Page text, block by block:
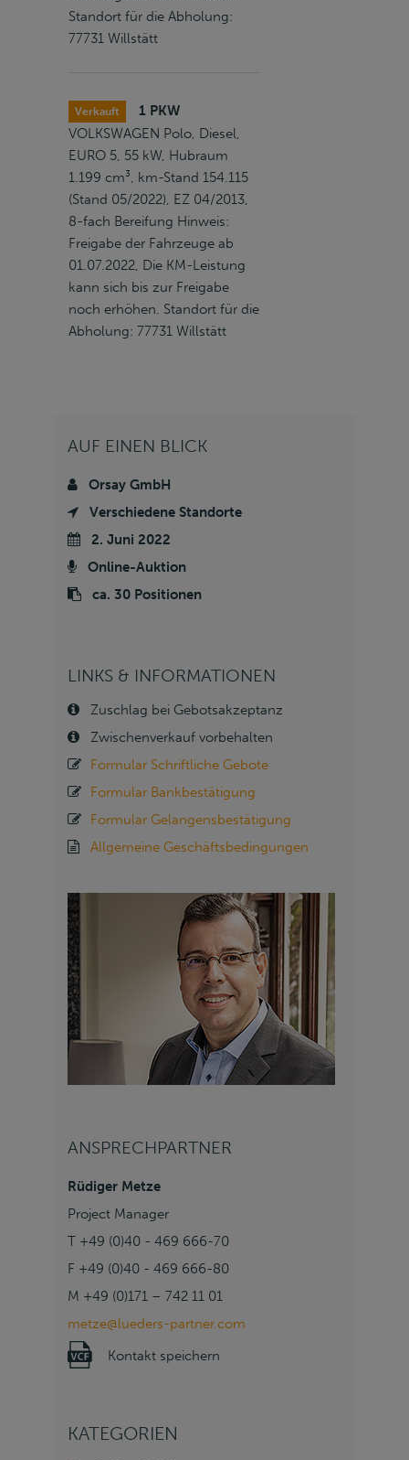
Standort für die Abholung:
77731 Willstätt
Verkauft
1 PKW
VOLKSWAGEN Polo, Diesel,
EURO 5, 55 kW, Hubraum
1.199 cm³, km-Stand 154.115
(Stand 05/2022), EZ 04/2013,
8-fach Bereifung Hinweis:
Freigabe der Fahrzeuge ab
01.07.2022, Die KM-Leistung
kann sich bis zur Freigabe
noch erhöhen. Standort für die
Abholung: 77731 Willstätt
AUF EINEN BLICK
Orsay GmbH
Verschiedene Standorte
2. Juni 2022
Online-Auktion
ca. 30 Positionen
LINKS & INFORMATIONEN
Zuschlag bei Gebotsakzeptanz
Zwischenverkauf vorbehalten
Formular Schriftliche Gebote
Formular Bankbestätigung
Formular Gelangensbestätigung
Allgemeine Geschäftsbedingungen
ANSPRECHPARTNER
Rüdiger Metze
Project Manager
T +49 (0)40 - 469 666-70
F +49 (0)40 - 469 666-80
M +49 (0)171 – 742 11 01
metze@lueders-partner.com
Kontakt speichern
KATEGORIEN